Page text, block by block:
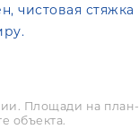
чистовая стяжка
Площади на план-
объекта.